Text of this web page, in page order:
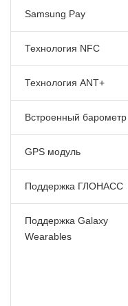
Samsung Pay
Технология NFC
Технология ANT+
Встроенный барометр
GPS модуль
Поддержка ГЛОНАСС
Поддержка Galaxy
Wearables